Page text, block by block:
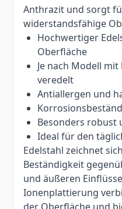
Anthrazit und sorgt
widerstandsfähige
Hochwertiger
Oberfläche
Je nach Modell
veredelt
Antiallergen und
Besonders robust
Ideal für den
Edelstahl zeichnet
Beständigkeit
und äußeren
Ionenplattierung
der Oberfläche und